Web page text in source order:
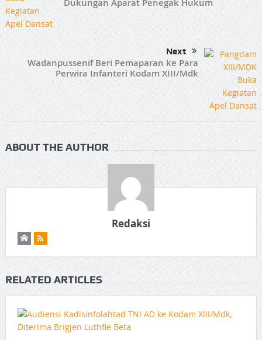
Dukungan Aparat Penegak Hukum
Next
Wadanpussenif Beri Pemaparan ke Para
Perwira Infanteri Kodam XIII/Mdk
ABOUT THE AUTHOR
Redaksi
RELATED ARTICLES